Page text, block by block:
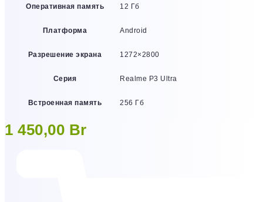
Оперативная память 12 Гб
Платформа Android
Разрешение экрана 1272×2800
Серия Realme P3 Ultra
Встроенная память 256 Гб
1 450,00 Br